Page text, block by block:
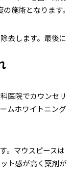
施術となります。
去します。最後に
医院でカウンセリ
ムホワイトニング
。マウスピースは
ト感が高く薬剤が